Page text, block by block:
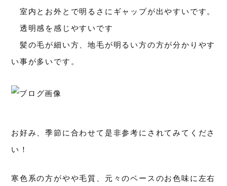
室内とお外とで明るさにギャップが出やすいです。
透明感を感じやすいです
髪の毛が細い方、地毛が明るい方の方が分かりやす
い事が多いです。
お好み、季節に合わせて是非参考にされてみてくださ
い！
寒色系の方がやや毛質、元々のベースのお色味に左右